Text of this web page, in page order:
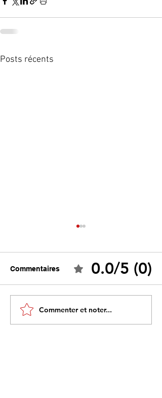
Posts récents
Tebboune face à ses
propres mirages :
Commentaires 0.0/5 (0)
Commenter et noter...